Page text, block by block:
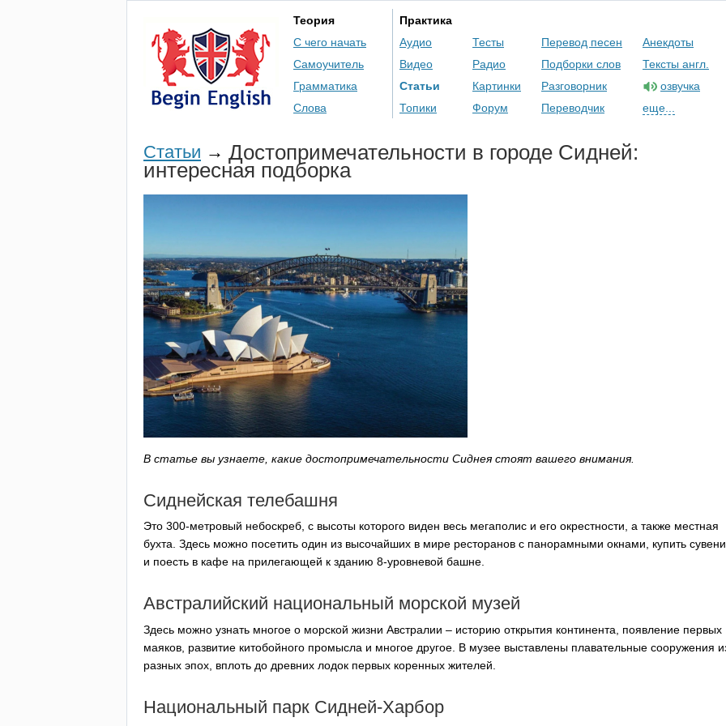
Теория
С чего начать
Самоучитель
Грамматика
Слова
Практика
Аудио
Видео
Статьи
Топики
Тесты
Радио
Картинки
Форум
Перевод песен
Подборки слов
Разговорник
Переводчик
Анекдоты
Тексты англ.
озвучка
еще...
Статьи → Достопримечательности в городе Сидней:
интересная подборка
В статье вы узнаете, какие достопримечательности Сиднея стоят вашего внимания.
Сиднейская телебашня
Это 300-метровый небоскреб, с высоты которого виден весь мегаполис и его окрестности, а также местная
бухта. Здесь можно посетить один из высочайших в мире ресторанов с панорамными окнами, купить
и поесть в кафе на прилегающей к зданию 8-уровневой башне.
Австралийский национальный морской музей
Здесь можно узнать многое о морской жизни Австралии – историю открытия континента, появление первых
маяков, развитие китобойного промысла и многое другое. В музее выставлены плавательные сооружения
разных эпох, вплоть до древних лодок первых коренных жителей.
Национальный парк Сидней-Харбор